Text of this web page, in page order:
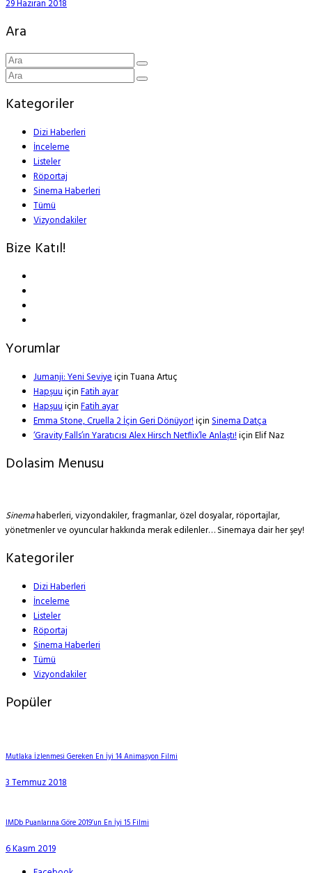
29 Haziran 2018
Ara
Kategoriler
Dizi Haberleri
İnceleme
Listeler
Röportaj
Sinema Haberleri
Tümü
Vizyondakiler
Bize Katıl!
Yorumlar
Jumanji: Yeni SeviyeiçinTuana Artuç
HapşuuiçinFatih ayar
HapşuuiçinFatih ayar
Emma Stone, Cruella 2 İçin Geri Dönüyor!içinSinema Datça
‘Gravity Falls’ın Yaratıcısı Alex Hirsch Netflix’le Anlaştı!içinElif Naz
Dolasim Menusu
Sinemahaberleri, vizyondakiler, fragmanlar, özel dosyalar, röportajlar,
yönetmenler ve oyuncular hakkında merak edilenler… Sinemaya dair her şey!
Kategoriler
Dizi Haberleri
İnceleme
Listeler
Röportaj
Sinema Haberleri
Tümü
Vizyondakiler
Popüler
Mutlaka İzlenmesi Gereken En İyi 14 Animasyon Filmi
3 Temmuz 2018
IMDb Puanlarına Göre 2019’un En İyi 15 Filmi
6 Kasım 2019